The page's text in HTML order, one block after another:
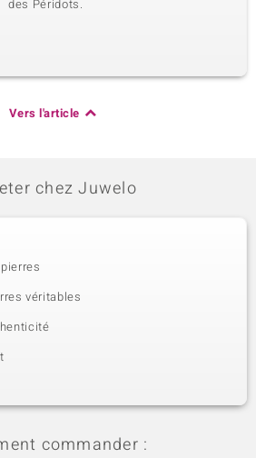
des Péridots.
Vers l'article
chez Juwelo
véritables
commander :